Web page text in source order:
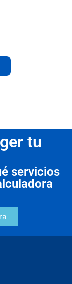
tu
servicios